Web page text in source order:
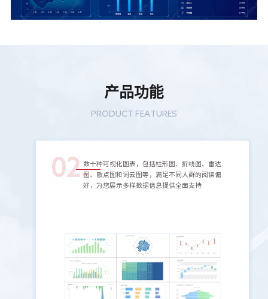
产品功能
PRODUCT FEATURES
02.数十种可视化图表，包括柱形图、折线图、雷达
图、散点图和词云图等，满足不同人群的阅读偏
好，为您展示多样数据信息提供全面支持